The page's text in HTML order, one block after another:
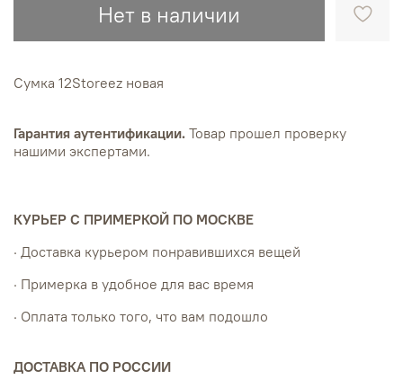
Нет в наличии
Сумка 12Storeez новая
Гарантия аутентификации. Товар прошел проверку
нашими экспертами.
КУРЬЕР С ПРИМЕРКОЙ ПО МОСКВЕ
· Доставка курьером понравившихся вещей
· Примерка в удобное для вас время
· Оплата только того, что вам подошло
ДОСТАВКА ПО РОССИИ